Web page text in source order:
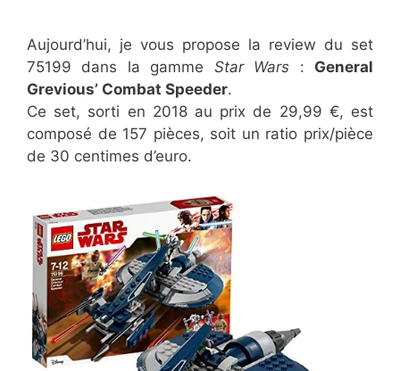
Aujourd’hui, je vous propose la review du set
75199 dans la gamme Star Wars : General
Grevious’ Combat Speeder.
Ce set, sorti en 2018 au prix de 29,99 €, est
composé de 157 pièces, soit un ratio prix/pièce
de 30 centimes d’euro.